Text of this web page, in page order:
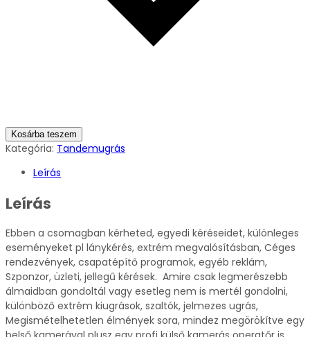
Kosárba teszem
Kategória: Tandemugrás
Leírás
Leírás
Ebben a csomagban kérheted, egyedi kéréseidet, különleges
eseményeket pl lánykérés, extrém megvalósításban, Céges
rendezvények, csapatépítő programok, egyéb reklám,
Szponzor, üzleti, jellegű kérések. Amire csak legmerészebb
álmaidban gondoltál vagy esetleg nem is mertél gondolni,
különböző extrém kiugrások, szaltók, jelmezes ugrás,
Megismételhetetlen élmények sora, mindez megörökítve egy